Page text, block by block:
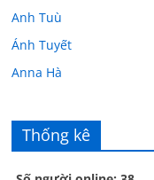
Anh Tuù
Ánh Tuyết
Anna Hà
Âu Tú Vân
Bác sĩ Hoa
Thống kê